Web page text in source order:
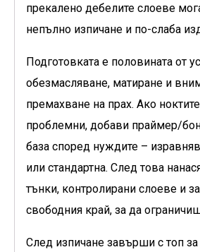
прекалено дебелите слоеве
непълно изпичане и по-слаба
Подготовката е половината от
обезмасляване, матиране и
премахване на прах. Ако
проблемни, добави праймер/
база според нуждите –
или стандартна. След това
тънки, контролирани слоеве и
свободния край, за да
След изпичане завърши с топ